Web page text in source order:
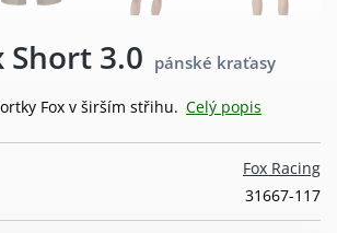
Short 3.0 pánské kraťasy
Fox v širším střihu. Celý popis
Fox Racing
31667-117